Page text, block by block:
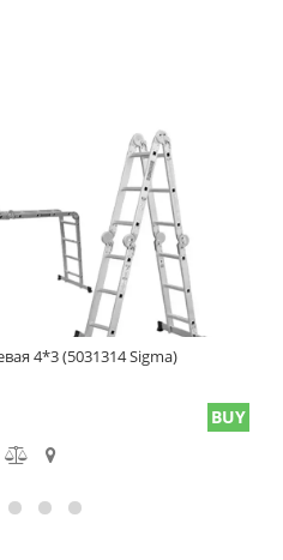
4*3 (5031314 Sigma)
BUY